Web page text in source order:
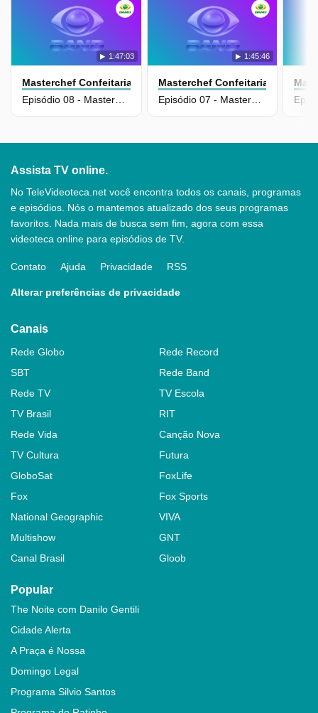
1:47:03
Masterchef Confeitaria
1:45:46
Masterchef Confeitaria
Episódio 07 - MasterChef Confeitaria
Assista TV online.
No TeleVideoteca.net você encontra todos os canais, programas
e episódios. Nós o mantemos atualizado dos seus programas
favoritos. Nada mais de busca sem fim, agora com essa
videoteca online para episódios de TV.
Contato Ajuda Privacidade RSS
Alterar preferências de privacidade
Canais
Rede Globo
Rede Record
SBT
Rede Band
Rede TV
TV Escola
TV Brasil
RIT
Rede Vida
Canção Nova
TV Cultura
Futura
GloboSat
FoxLife
Fox
Fox Sports
National Geographic
VIVA
Multishow
GNT
Canal Brasil
Gloob
Popular
The Noite com Danilo Gentili
Cidade Alerta
A Praça é Nossa
Domingo Legal
Programa Silvio Santos